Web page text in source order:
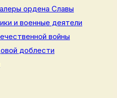
ордена Славы
и военные деятели
войны
доблести